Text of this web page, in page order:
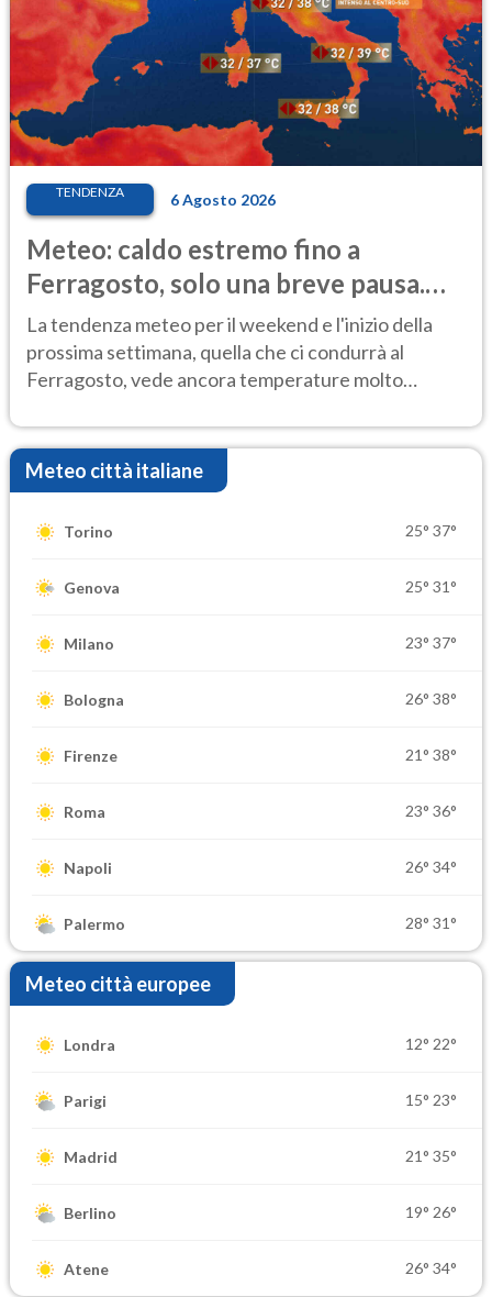
TENDENZA 6 Agosto 2026
Meteo: caldo estremo fino a
Ferragosto, solo una breve pausa.
Ecco dove
La tendenza meteo per il weekend e l'inizio della
prossima settimana, quella che ci condurrà al
Ferragosto, vede ancora temperature molto
Meteo città italiane
Torino 25° 37°
Genova 25° 31°
Milano 23° 37°
Bologna 26° 38°
Firenze 21° 38°
Roma 23° 36°
Napoli 26° 34°
Palermo 28° 31°
Meteo città europee
Londra 12° 22°
Parigi 15° 23°
Madrid 21° 35°
Berlino 19° 26°
Atene 26° 34°